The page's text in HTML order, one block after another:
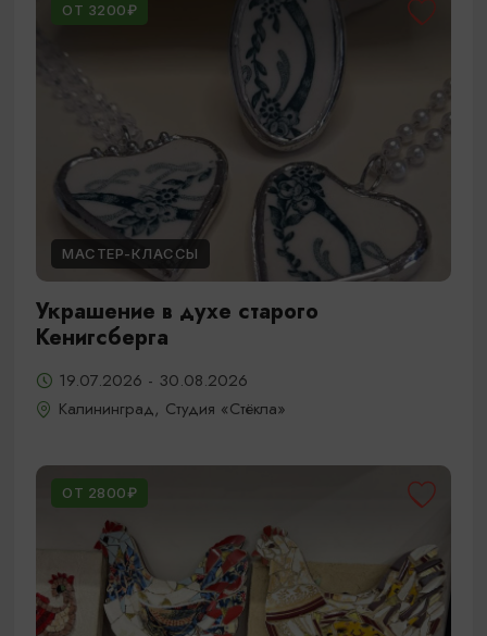
ОТ 3200₽
МАСТЕР-КЛАССЫ
Украшение в духе старого
Кенигсберга
19.07.2026 - 30.08.2026
Калининград, Студия «Стёкла»
ОТ 2800₽